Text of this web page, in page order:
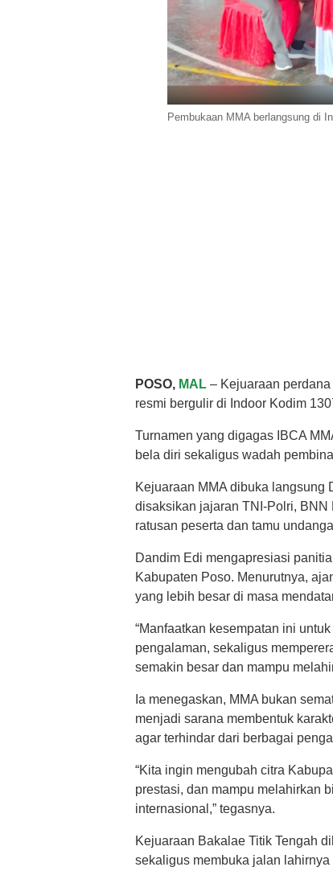
Pembukaan MMA berlangsung di
POSO, MAL – Kejuaraan perdana
resmi bergulir di Indoor Kodim
Turnamen yang digagas IBCA
bela diri sekaligus wadah
Kejuaraan MMA dibuka langsung
disaksikan jajaran TNI-Polri, BNN
ratusan peserta dan tamu
Dandim Edi mengapresiasi
Kabupaten Poso. Menurutnya,
yang lebih besar di masa
“Manfaatkan kesempatan ini
pengalaman, sekaligus
semakin besar dan mampu
Ia menegaskan, MMA bukan
menjadi sarana membentuk
agar terhindar dari berbagai
“Kita ingin mengubah citra
prestasi, dan mampu melahirkan
internasional,” tegasnya.
Kejuaraan Bakalae Titik Tengah
sekaligus membuka jalan